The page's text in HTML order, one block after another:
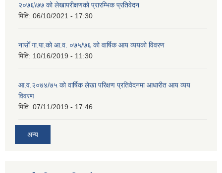
२०७६\७७ को लेखापरीक्षणको प्रारम्भिक प्रतिवेदन
मिति: 06/10/2021 - 17:30
नासोँ गा.पा.को आ.व. ०७५/७६ को वार्षिक आय व्ययको विवरण
मिति: 10/16/2019 - 11:30
आ.व.२०७४/७५ को वार्षिक लेखा परिक्षण प्रतिवेदनमा आधारीत आय व्यय
विवरण
मिति: 07/11/2019 - 17:46
अन्य